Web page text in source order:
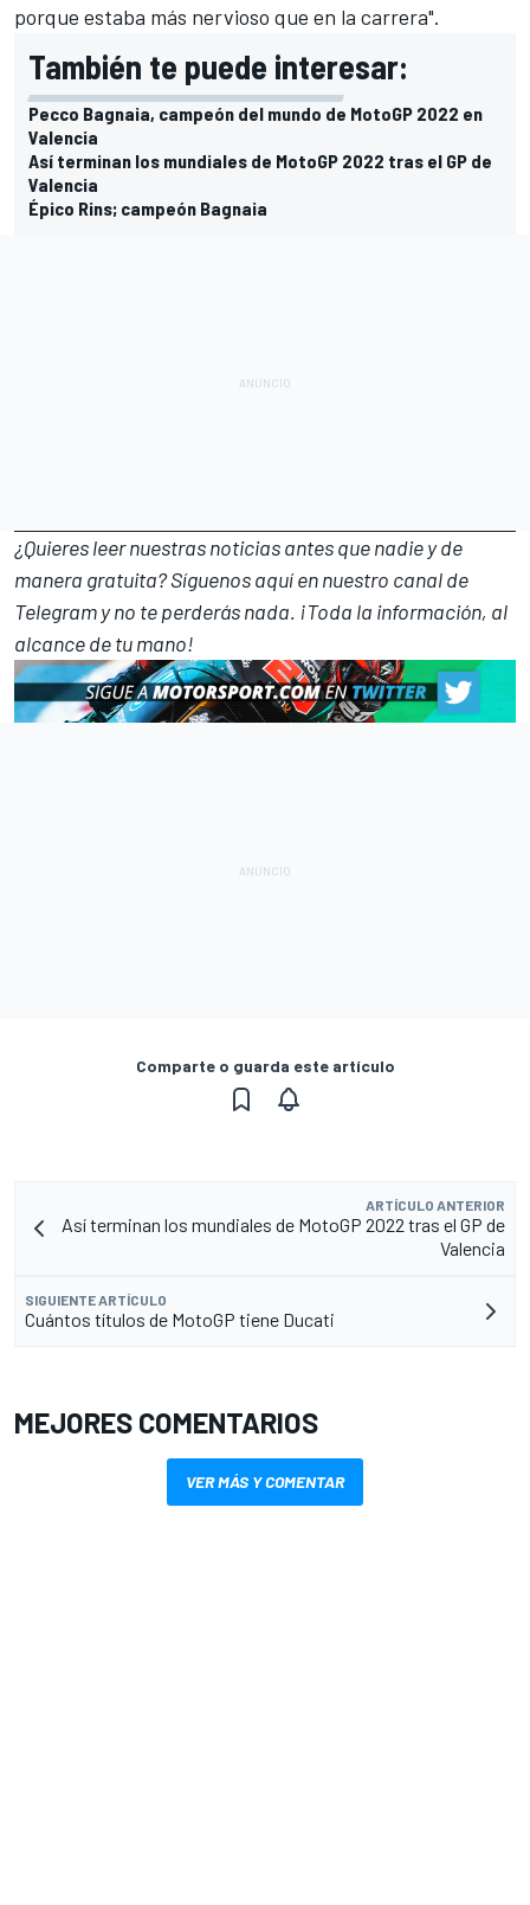
porque estaba más nervioso que en la carrera".
También te puede interesar:
Pecco Bagnaia, campeón del mundo de MotoGP 2022 en
Valencia
Así terminan los mundiales de MotoGP 2022 tras el GP de
Valencia
Épico Rins; campeón Bagnaia
¿Quieres leer nuestras noticias antes que nadie y de
manera gratuita? Síguenosaquí en nuestro canal de
Telegramy no te perderás nada. ¡Toda la información, al
alcance de tu mano!
Comparte o guarda este artículo
ARTÍCULO ANTERIOR
Así terminan los mundiales de MotoGP 2022 tras el GP de
Valencia
SIGUIENTE ARTÍCULO
Cuántos títulos de MotoGP tiene Ducati
MEJORES COMENTARIOS
VER MÁS Y COMENTAR